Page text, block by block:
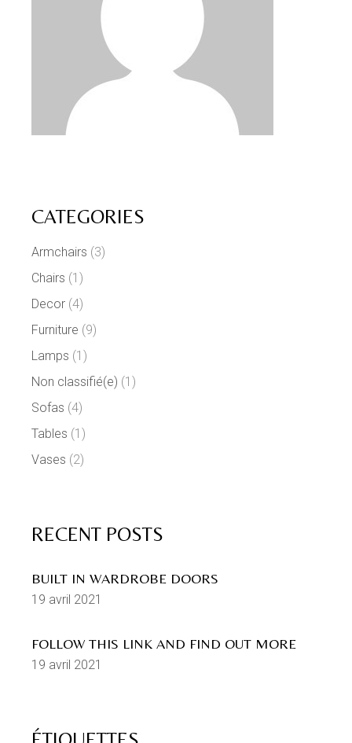
CATEGORIES
Armchairs (3)
Chairs (1)
Decor (4)
Furniture (9)
Lamps (1)
Non classifié(e) (1)
Sofas (4)
Tables (1)
Vases (2)
RECENT POSTS
BUILT IN WARDROBE DOORS
19 avril 2021
FOLLOW THIS LINK AND FIND OUT MORE
19 avril 2021